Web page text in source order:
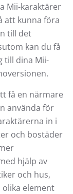
Mii-karaktärer
att kunna föra
till det
kan du få
till dina Mii-
få en närmare
använda för
in i
och bostäder
hjälp av
och hus,
element